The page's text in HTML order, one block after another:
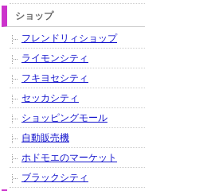
ショップ
フレンドリィショップ
ライモンシティ
フキヨセシティ
セッカシティ
ショッピングモール
自動販売機
ホドモエのマーケット
ブラックシティ